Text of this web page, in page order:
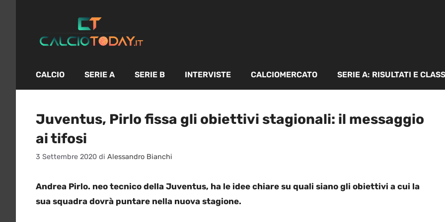
contenuto
CALCIO SERIE A SERIE B INTERVISTE CALCIOMERCATO SERIE A: RISULTATI E
Juventus, Pirlo fissa gli obiettivi stagionali: il messaggio
ai tifosi
3 Settembre 2020 di Alessandro Bianchi
Andrea Pirlo. neo tecnico della Juventus, ha le idee chiare su quali siano gli obiettivi a cui la
sua squadra dovrà puntare nella nuova stagione.